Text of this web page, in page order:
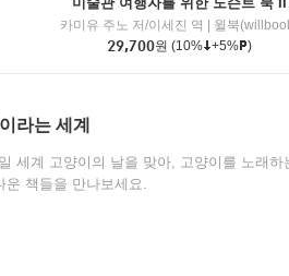
카미유 주노 저/이세진 역
윌북
29,700원 (10% +5% )
라는 세계
세계 고양이의 날을 맞아, 고양이를 노래하
운 책들을 만나보세요.